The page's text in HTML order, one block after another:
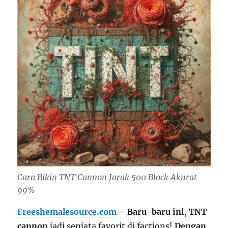
Cara Bikin TNT Cannon Jarak 500 Block Akurat
99%
Freeshemalesource.com – Baru-baru ini ,TNT
cannon jadi senjata favorit di factions!Dengan